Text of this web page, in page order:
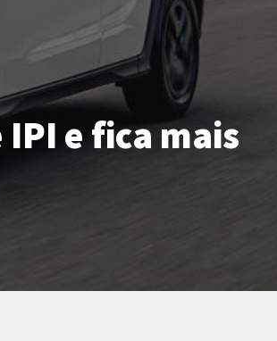
e fica mais